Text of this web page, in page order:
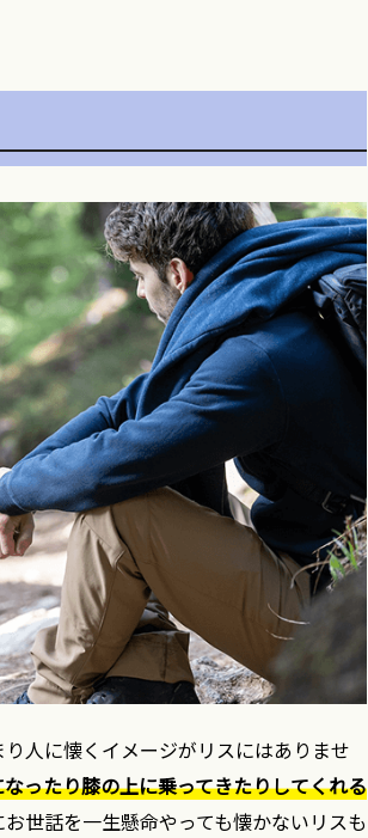
人に懐くイメージがリスにはありませ
ったり膝の上に乗ってきたりしてくれる
世話を一生懸命やっても懐かないリスも